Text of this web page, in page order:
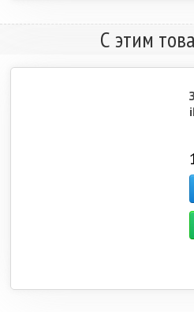
С этим